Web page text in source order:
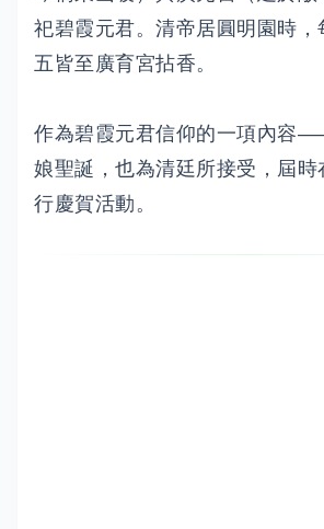
祀碧霞元君。清帝居圓明園時，
五皆至廣育宮拈香。
作為碧霞元君信仰的一項內容
娘聖誕，也為清廷所接受，屆時
行慶賀活動。